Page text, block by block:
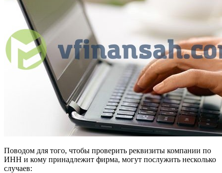
Поводом для того, чтобы проверить реквизиты компании по
ИНН и кому принадлежит фирма, могут послужить несколько
случаев: